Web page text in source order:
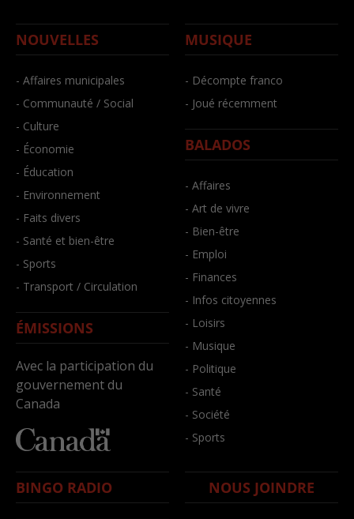
NOUVELLES
- Affaires municipales
- Communauté / Social
- Culture
- Économie
- Éducation
- Environnement
- Faits divers
- Santé et bien-être
- Sports
- Transport / Circulation
ÉMISSIONS
Avec la participation du
gouvernement du
Canada
MUSIQUE
- Décompte franco
- Joué récemment
BALADOS
- Affaires
- Art de vivre
- Bien-être
- Emploi
- Finances
- Infos citoyennes
- Loisirs
- Musique
- Politique
- Santé
- Société
- Sports
BINGO RADIO NOUS JOINDRE